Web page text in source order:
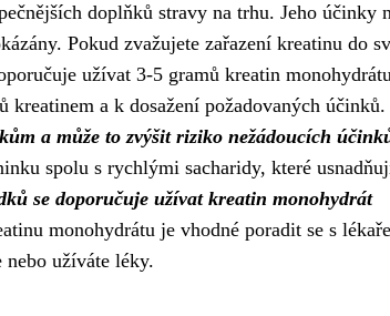
doplňků stravy na trhu. Jeho účinky
Pokud zvažujete zařazení kreatinu do
užívat 3-5 gramů kreatin
kreatinem a k dosažení požadovaných účinků.
a může to zvýšit riziko nežádoucích
spolu s rychlými sacharidy, které
se doporučuje užívat kreatin monohydrát
monohydrátu je vhodné poradit se s
užíváte léky.